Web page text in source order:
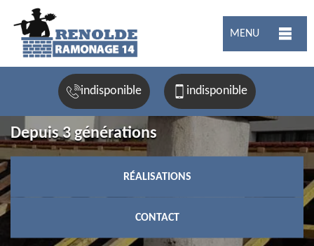
MENU
indisponible indisponible
Depuis 3 générations
RÉALISATIONS
CONTACT